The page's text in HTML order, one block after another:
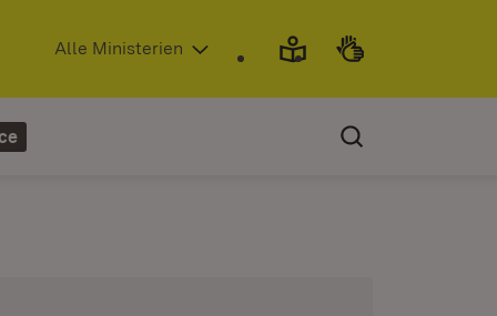
(Öffnet in neuem Fenster)
Alle Ministerien